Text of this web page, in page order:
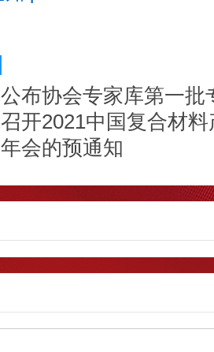
布协会专家库第一批
开2021中国复合材
会的预通知